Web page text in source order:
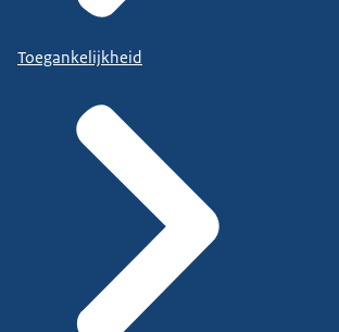
Toegankelijkheid